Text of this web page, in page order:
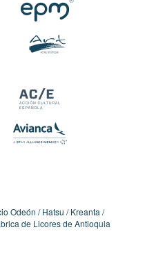
Odeón Hatsu
Kreanta
de Licores de Antioquia